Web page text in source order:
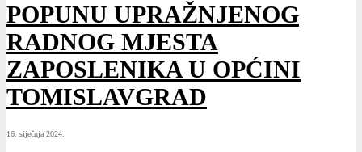
POPUNU UPRAŽNJENOG
RADNOG MJESTA
ZAPOSLENIKA U OPĆINI
TOMISLAVGRAD
16. siječnja 2024.